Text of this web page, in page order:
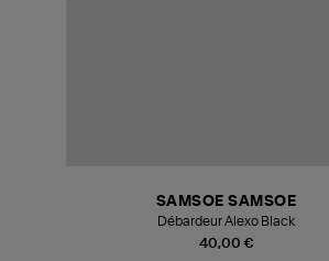
40,00 €
SAMSOE SAMSOE
Débardeur Alexo Black